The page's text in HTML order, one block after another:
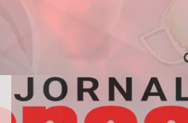
esgotam
em
menos
de